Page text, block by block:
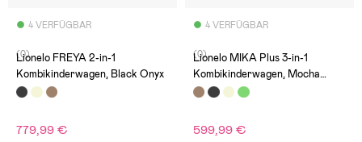
4 VERFÜGBAR
(0)
Lionelo FREYA 2-in-1
Kombikinderwagen, Black Onyx
779,99 €
4 VERFÜGBAR
(0)
Lionelo MIKA Plus 3-in-1
Kombikinderwagen, Mocha
Mousse
599,99 €